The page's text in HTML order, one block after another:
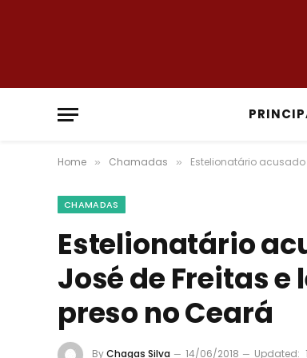
Home » Chamadas » Estelionatário
CHAMADAS
Estelionatário
José de Freitas
preso no Ceará
ByChagas Silva 14/06/2018 Updated: